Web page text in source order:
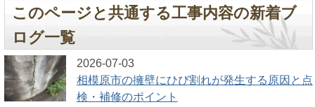
このページと共通する工事内容の新着ブ
ログ一覧
2026-07-03
相模原市の擁壁にひび割れが発生する原因と点
検・補修のポイント